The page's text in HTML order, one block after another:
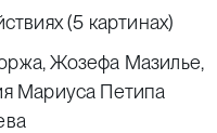
(5 картинах)
Жозефа Мазилье,
Мариуса Петипа